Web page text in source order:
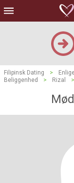
Filipinsk Dating >
Beliggenhed
> Rizal >